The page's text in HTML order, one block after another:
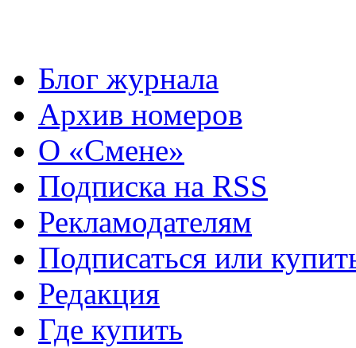
Блог журнала
Архив номеров
О «Смене»
Подписка на RSS
Рекламодателям
Подписаться или
Редакция
Где купить